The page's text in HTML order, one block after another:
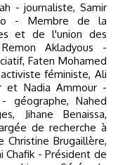
- journaliste, Samir
- Membre de la
et de l'union des
Akladyous -
Faten Mohamed
féministe, Ali
et Nadia Ammour -
géographe, Nahed
Jihane Benaissa,
de recherche à
Christine Brugaillère,
Chafik - Président de